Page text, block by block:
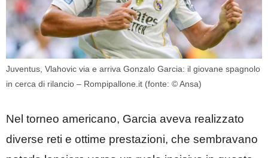
Juventus, Vlahovic via e arriva Gonzalo Garcia: il giovane spagnolo
in cerca di rilancio – Rompipallone.it (fonte: © Ansa)
Nel torneo americano, Garcia aveva realizzato
diverse reti e ottime prestazioni, che sembravano